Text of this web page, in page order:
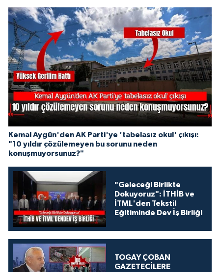
Kemal Aygün'den AK Parti'ye 'tabelasız okul' çıkışı:
"10 yıldır çözülemeyen bu sorunu neden
konuşmuyorsunuz?"
"Geleceği Birlikte
Dokuyoruz": İTHİB ve
İTML'den Tekstil
Eğitiminde Dev İş Birliği
TOGAY ÇOBAN
GAZETECİLERE